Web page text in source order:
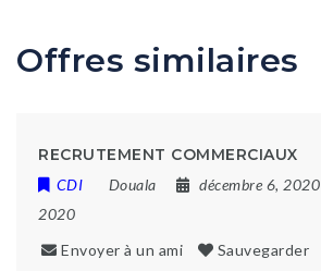
Offres similaires
RECRUTEMENT COMMERCIAUX
CDI Douala décembre 6, 2020
2020
Envoyer à un ami
Sauvegarder